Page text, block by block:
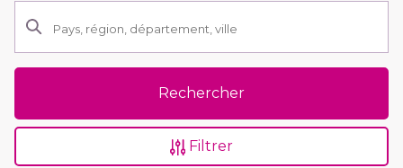
Rechercher
Filtrer